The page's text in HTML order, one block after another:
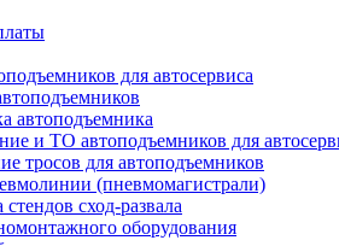
для автосервиса
автоподъемника
и ТО автоподъемников для
тросов для автоподъемников
(пневмомагистрали)
сход-развала
оборудования